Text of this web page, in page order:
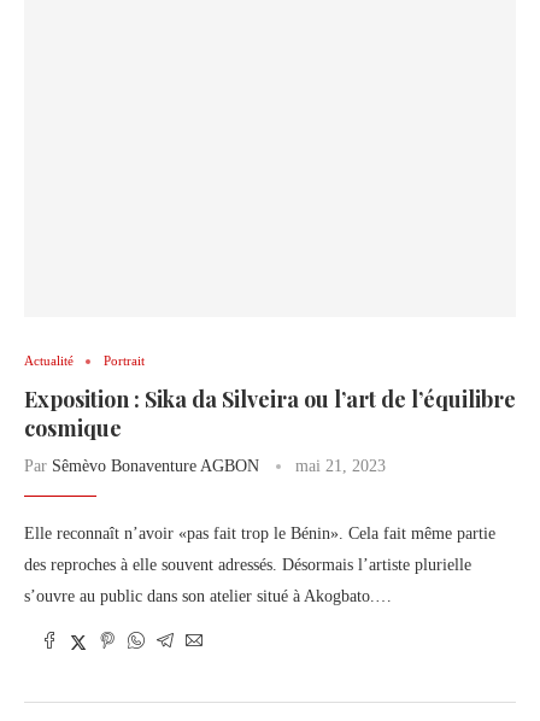
Actualité Portrait
Exposition : Sika da Silveira ou l’art de l’équilibre
cosmique
Par Sêmèvo Bonaventure AGBON mai 21, 2023
Elle reconnaît n’avoir «pas fait trop le Bénin». Cela fait même partie
des reproches à elle souvent adressés. Désormais l’artiste plurielle
s’ouvre au public dans son atelier situé à Akogbato.…